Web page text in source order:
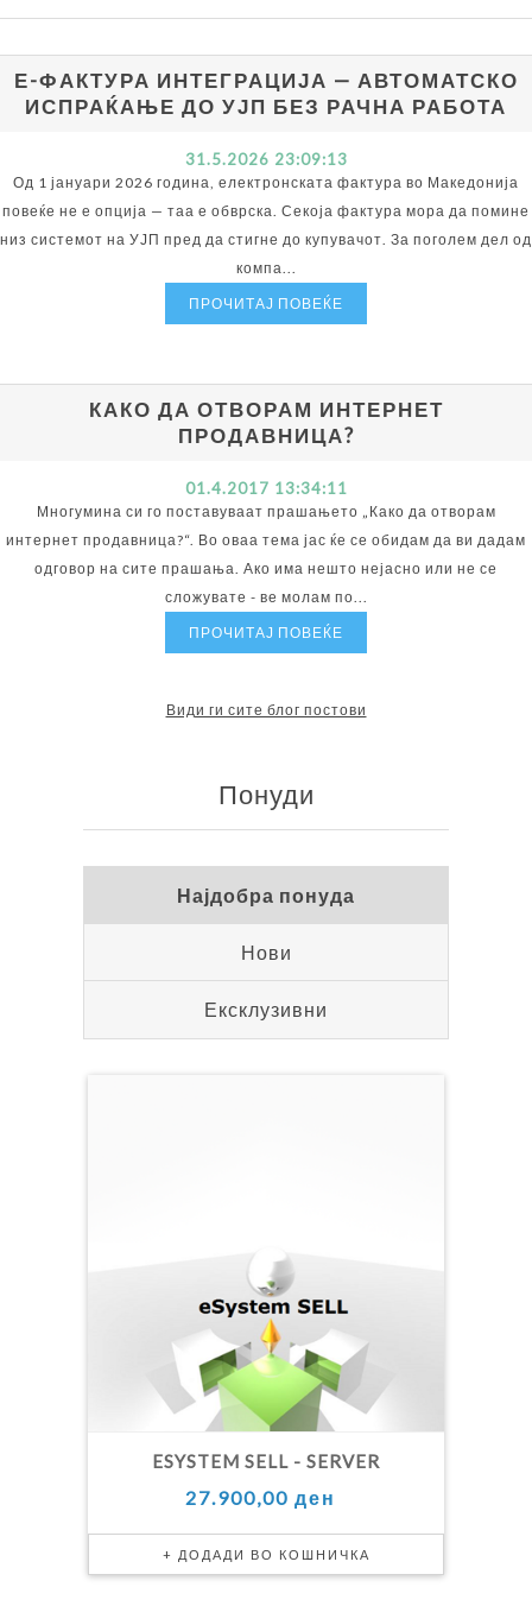
Е-ФАКТУРА ИНТЕГРАЦИЈА — АВТОМАТСКО
ИСПРАЌАЊЕ ДО УЈП БЕЗ РАЧНА РАБОТА
31.5.2026 23:09:13
Од 1 јануари 2026 година, електронската фактура во Македонија
повеќе не е опција — таа е обврска. Секоја фактура мора да помине
низ системот на УЈП пред да стигне до купувачот. За поголем дел од
компа...
ПРОЧИТАЈ ПОВЕЌЕ
КАКО ДА ОТВОРАМ ИНТЕРНЕТ
ПРОДАВНИЦА?
01.4.2017 13:34:11
Многумина си го поставуваат прашањето „Како да отворам
интернет продавница?“. Во оваа тема јас ќе се обидам да ви дадам
одговор на сите прашања. Ако има нешто нејасно или не се
сложувате - ве молам по...
ПРОЧИТАЈ ПОВЕЌЕ
Види ги сите блог постови
Понуди
Најдобра понуда
Нови
Ексклузивни
ESYSTEM SELL - SERVER
27.900,00 ден